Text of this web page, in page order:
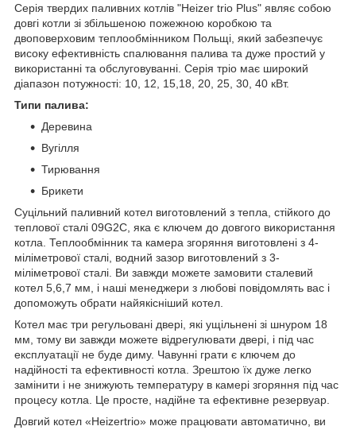
Серія твердих паливних котлів "Heizer trio Plus" являє собою
довгі котли зі збільшеною пожежною коробкою та
двоповерховим теплообмінником Польщі, який забезпечує
високу ефективність спалювання палива та дуже простий у
використанні та обслуговуванні. Серія тріо має широкий
діапазон потужності: 10, 12, 15,18, 20, 25, 30, 40 кВт.
Типи палива:
Деревина
Вугілля
Тирювання
Брикети
Суцільний паливний котел виготовлений з тепла, стійкого до
теплової сталі 09G2C, яка є ключем до довгого використання
котла. Теплообмінник та камера згоряння виготовлені з 4-
міліметрової сталі, водний зазор виготовлений з 3-
міліметрової сталі. Ви завжди можете замовити сталевий
котел 5,6,7 мм, і наші менеджери з любові повідомлять вас і
допоможуть обрати найякісніший котел.
Котел має три регульовані двері, які ущільнені зі шнуром 18
мм, тому ви завжди можете відрегулювати двері, і під час
експлуатації не буде диму. Чавунні грати є ключем до
надійності та ефективності котла. Зрештою їх дуже легко
замінити і не знижують температуру в камері згоряння під час
процесу котла. Це просте, надійне та ефективне резервуар.
Довгий котел «Heizertrio» може працювати автоматично, ви